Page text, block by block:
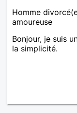
Homme
amoureuse
Bonjour, je suis
la simplicité.